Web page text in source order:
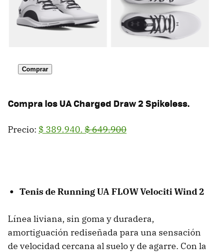
Comprar
Compra losUA Charged Draw 2 Spikeless.
Precio: $ 389.940. $ 649.900
Tenis de Running UA FLOW Velociti Wind 2
Línea liviana, sin goma y duradera,
amortiguación rediseñada para una sensación
de velocidad cercana al suelo y de agarre. Con la